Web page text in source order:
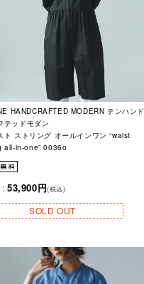
HANDCRAFTED MODERN テンハンド
テッドモダン
ト ストリング オールインワン “waist
all-in-one” 0036o
: 53,900円(税込)
SOLD OUT